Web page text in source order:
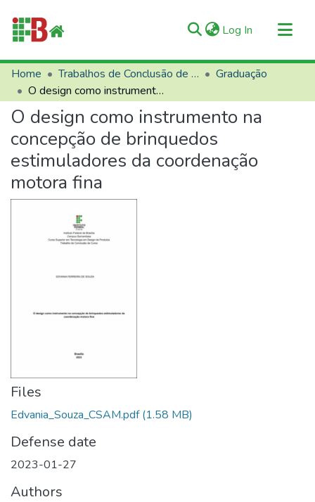
Log In (current)
Communities & Collections
All of RIIFB
Manuals and Terms
Statistics
About RIIFB
Help
Home Trabalhos de Conclusão de Curso (TCCs)
Graduação
O design como instrumento na concepção de brinquedos estimuladores da coordenação motora fina
O design como instrumento na
concepção de brinquedos
estimuladores da coordenação
motora fina
Files
Edvania_Souza_CSAM.pdf(1.58 MB)
Defense date
2023-01-27
Authors